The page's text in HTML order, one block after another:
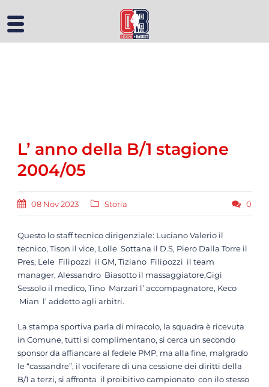
L’ anno della B/1 stagione
2004/05
08 Nov 2023 Storia 0
Questo lo staff tecnico dirigenziale: Luciano Valerio il
tecnico, Tison il vice, Lolle Sottana il D.S, Piero Dalla Torre il
Pres, Lele Filipozzi il GM, Tiziano Filipozzi il team
manager, Alessandro Biasotto il massaggiatore,Gigi
Sessolo il medico, Tino Marzari l’ accompagnatore, Keco
Mian l’ addetto agli arbitri.
La stampa sportiva parla di miracolo, la squadra è ricevuta
in Comune, tutti si complimentano, si cerca un secondo
sponsor da affiancare al fedele PMP, ma alla fine, malgrado
le “cassandre”, il vociferare di una cessione dei diritti della
B/1 a terzi, si affronta il proibitivo campionato con ilo stesso